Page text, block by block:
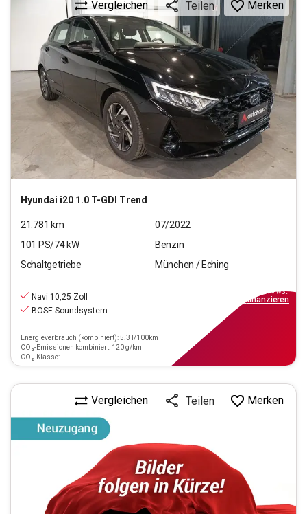
Hyundai i20 1.0 T-GDI Trend
Vergleichen Teilen Merken
21.781 km
07/2022
101 PS/74kW
Benzin
Schaltgetriebe
München / Eching
Navi 10,25 Zoll
BOSE Soundsystem
Energieverbrauch (kombiniert): 5.3 l/100km
CO₂-Emissionen kombiniert: 120 g/km
CO₂-Klasse:
inkl.MwSt.
finanzieren
Vergleichen Teilen Merken